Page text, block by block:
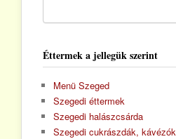
Éttermek a jellegük szerint
Menü Szeged
Szegedi éttermek
Szegedi halászcsárda
Szegedi cukrászdák, kávézók